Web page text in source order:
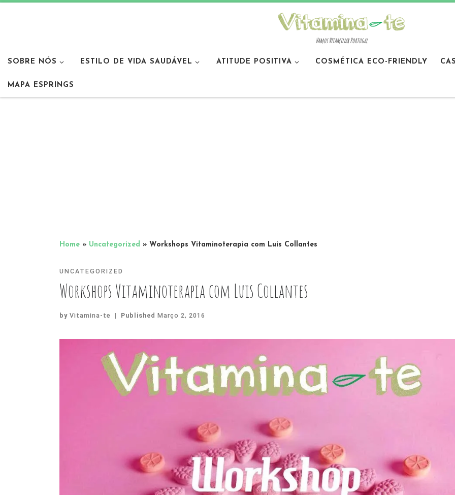
Vamos Vitaminar Portugal
SOBRE NÓS ESTILO DE VIDA SAUDÁVEL ATITUDE POSITIVA COSMÉTICA ECO-FRIENDLY
MAPA ESPRINGS
Home » Uncategorized » Workshops Vitaminoterapia com Luis Collantes
UNCATEGORIZED
Workshops Vitaminoterapia com Luis Collantes
by Vitamina-te | Published Março 2, 2016